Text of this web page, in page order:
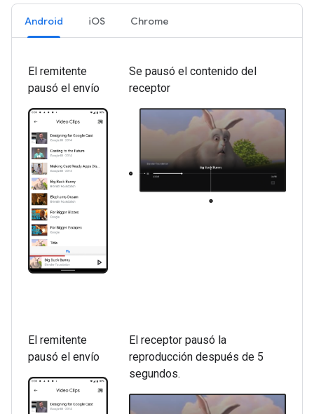
Android iOS Chrome
El remitente
pausó el envío
Se pausó el contenido del
receptor
El remitente
pausó el envío
El receptor pausó la
reproducción después de 5
segundos.